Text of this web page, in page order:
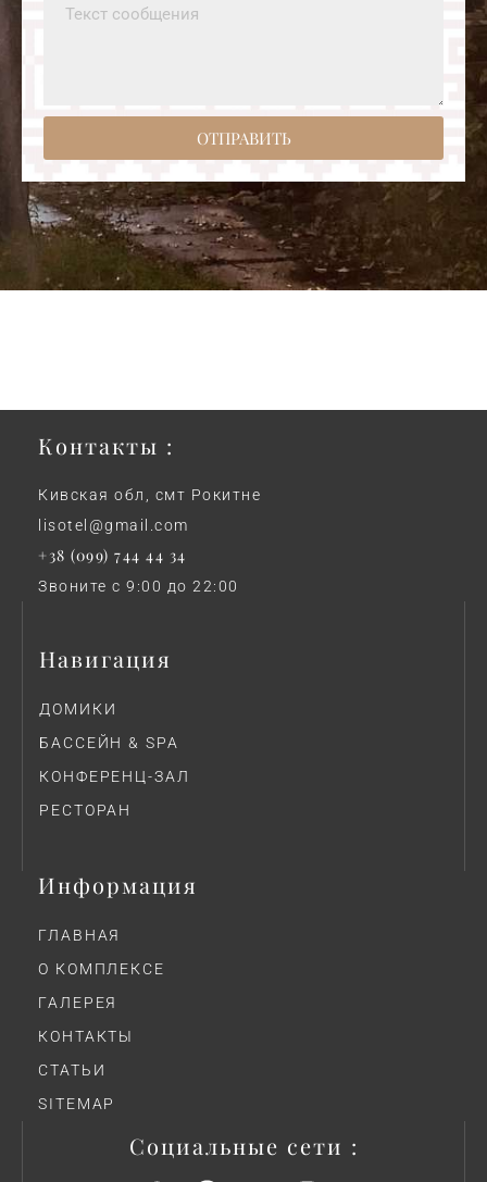
ОТПРАВИТЬ
Контакты :
Кивская обл, смт Рокитне
lisotel@gmail.com
+38 (099) 744 44 34
Звоните с 9:00 до 22:00
Навигация
ДОМИКИ
БАССЕЙН & SPA
КОНФЕРЕНЦ-ЗАЛ
РЕСТОРАН
Информация
ГЛАВНАЯ
О КОМПЛЕКСЕ
ГАЛЕРЕЯ
КОНТАКТЫ
СТАТЬИ
SITEMAP
Социальные сети :